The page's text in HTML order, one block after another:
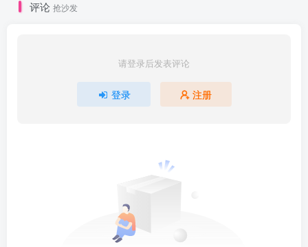
评论 抢沙发
请登录后发表评论
登录 注册